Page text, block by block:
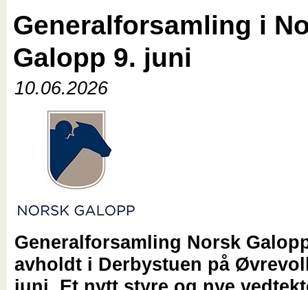
Generalforsamling i
Galopp 9. juni
10.06.2026
Generalforsamling Norsk
avholdt i Derbystuen på